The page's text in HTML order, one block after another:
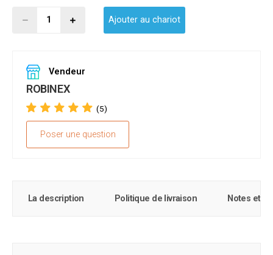
Ajouter au chariot
Vendeur
ROBINEX
(5)
Poser une question
La description Politique de livraison Notes et